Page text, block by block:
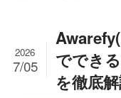
ででき
を徹底
2026
7/05